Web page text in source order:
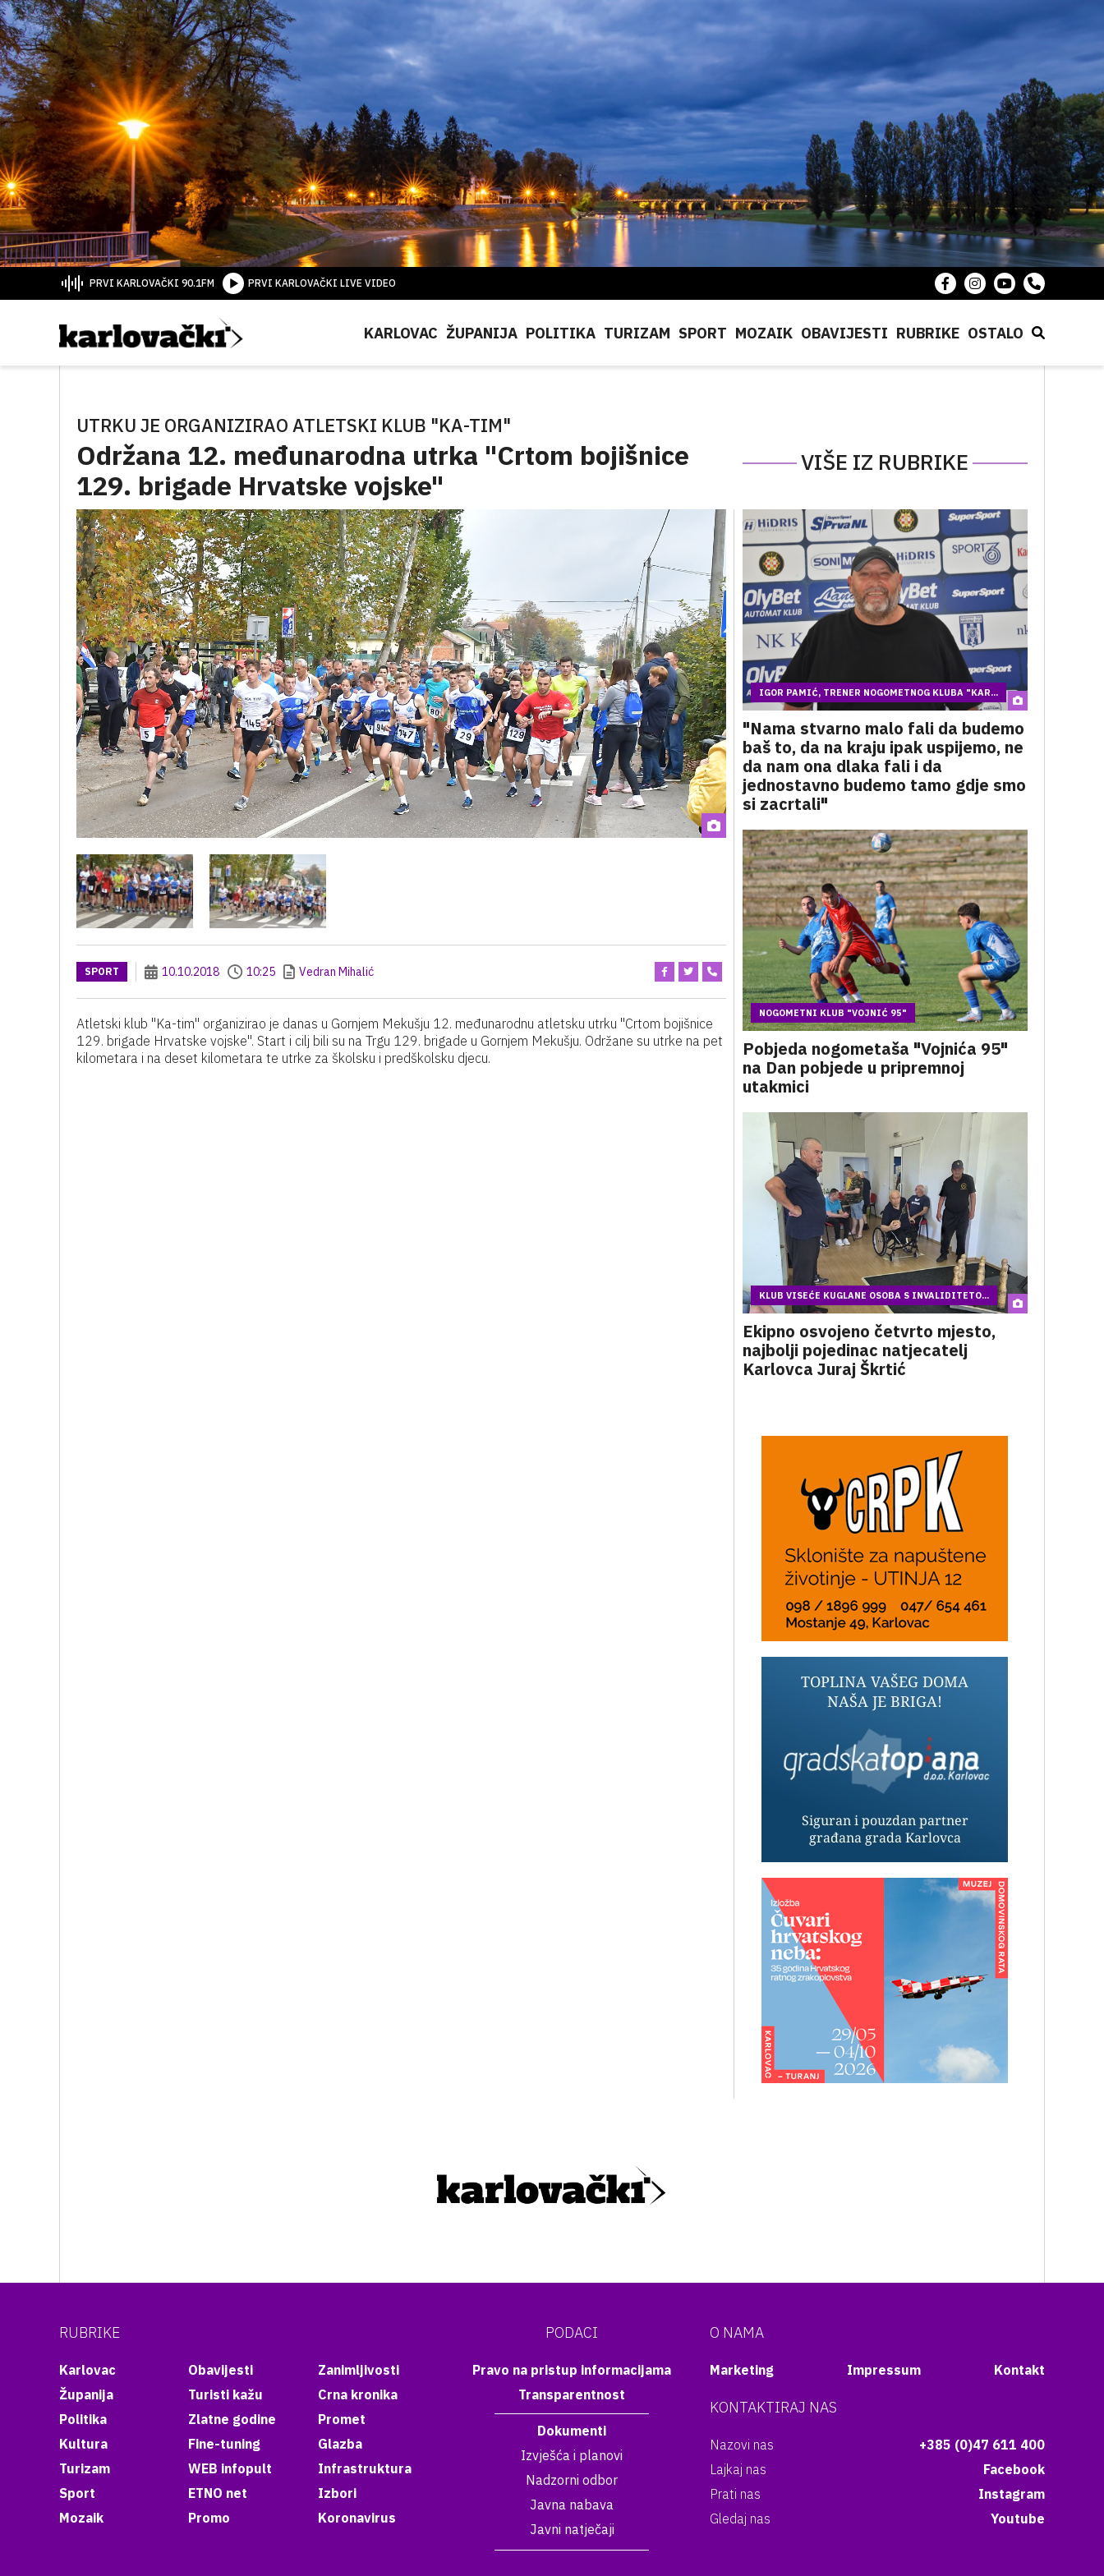
PRVI KARLOVAČKI 90.1FM PRVI KARLOVAČKI LIVE VIDEO
KARLOVAC ŽUPANIJA POLITIKA TURIZAM SPORT MOZAIK OBAVIJESTI RUBRIKE OSTALO
UTRKU JE ORGANIZIRAO ATLETSKI KLUB "KA-TIM"
Održana 12. međunarodna utrka "Crtom bojišnice
129. brigade Hrvatske vojske"
VIŠE IZ RUBRIKE
SPORT 10.10.2018 10:25 Vedran Mihalić
Atletski klub "Ka-tim" organizirao je danas u Gornjem Mekušju 12. međunarodnu atletsku utrku "Crtom bojišnice
129. brigade Hrvatske vojske". Start i cilj bili su na Trgu 129. brigade u Gornjem Mekušju. Održane su utrke na pet
kilometara i na deset kilometara te utrke za školsku i predškolsku djecu.
IGOR PAMIĆ, TRENER NOGOMETNOG KLUBA "KAR...
"Nama stvarno malo fali da budemo
baš to, da na kraju ipak uspijemo, ne
da nam ona dlaka fali i da
jednostavno budemo tamo gdje smo
si zacrtali"
NOGOMETNI KLUB "VOJNIĆ 95"
Pobjeda nogometaša "Vojnića 95"
na Dan pobjede u pripremnoj
utakmici
KLUB VISEĆE KUGLANE OSOBA S INVALIDITETO...
Ekipno osvojeno četvrto mjesto,
najbolji pojedinac natjecatelj
Karlovca Juraj Škrtić
RUBRIKE
Karlovac
Županija
Politika
Kultura
Turizam
Sport
Mozaik
Obavijesti
Turisti kažu
Zlatne godine
Fine-tuning
WEB infopult
ETNO net
Promo
Zanimljivosti
Crna kronika
Promet
Glazba
Infrastruktura
Izbori
Koronavirus
PODACI
Pravo na pristup informacijama
Transparentnost
Dokumenti
Izvješća i planovi
Nadzorni odbor
Javna nabava
Javni natječaji
O NAMA
Marketing Impressum Kontakt
KONTAKTIRAJ NAS
Nazovi nas
+385 (0)47 611 400
Lajkaj nas
Facebook
Prati nas
Instagram
Gledaj nas
Youtube